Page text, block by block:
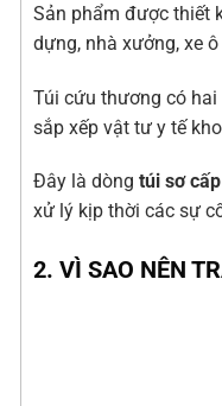
Sản phẩm được thiết
dựng, nhà xưởng, xe
Túi cứu thương có
sắp xếp vật tư y tế
Đây là dòng túi sơ
xử lý kịp thời các sự
2. VÌ SAO NÊN